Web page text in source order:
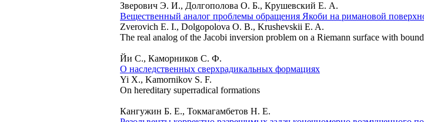
Зверович Э. И., Долгополова О. Б., Крушевский Е. А.
Вещественный аналог проблемы обращения Якоби на римановой
Zverovich E. I., Dolgopolova O. B., Krushevskii E. A.
The real analog of the Jacobi inversion problem on a Riemann surface with
Йи С., Каморников С. Ф.
О наследственных сверхрадикальных формациях
Yi X., Kamornikov S. F.
On hereditary superradical formations
Кангужин Б. Е., Токмагамбетов Н. Е.